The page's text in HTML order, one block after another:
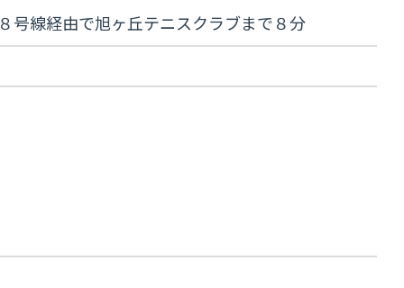
号線経由で旭ヶ丘テニスクラブまで８分